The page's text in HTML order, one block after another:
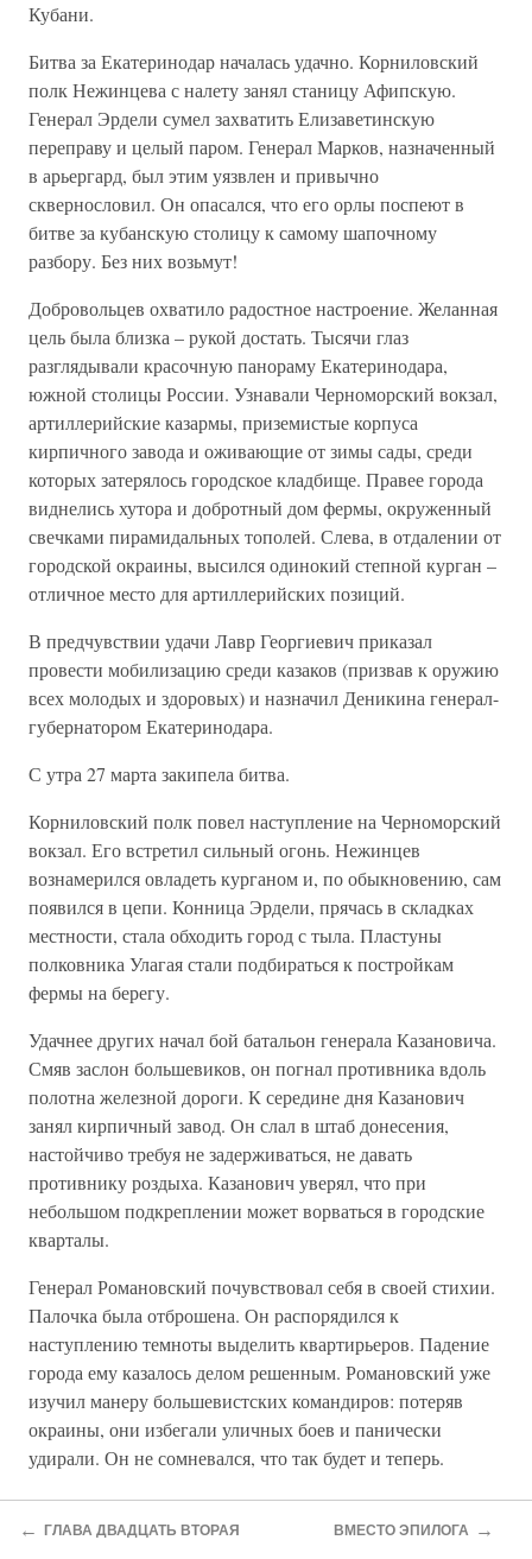
Кубани.
Битва за Екатеринодар началась удачно. Корниловский
полк Нежинцева с налету занял станицу Афипскую.
Генерал Эрдели сумел захватить Елизаветинскую
переправу и целый паром. Генерал Марков, назначенный
в арьергард, был этим уязвлен и привычно
сквернословил. Он опасался, что его орлы поспеют в
битве за кубанскую столицу к самому шапочному
разбору. Без них возьмут!
Добровольцев охватило радостное настроение. Желанная
цель была близка – рукой достать. Тысячи глаз
разглядывали красочную панораму Екатеринодара,
южной столицы России. Узнавали Черноморский вокзал,
артиллерийские казармы, приземистые корпуса
кирпичного завода и оживающие от зимы сады, среди
которых затерялось городское кладбище. Правее города
виднелись хутора и добротный дом фермы, окруженный
свечками пирамидальных тополей. Слева, в отдалении от
городской окраины, высился одинокий степной курган –
отличное место для артиллерийских позиций.
В предчувствии удачи Лавр Георгиевич приказал
провести мобилизацию среди казаков (призвав к оружию
всех молодых и здоровых) и назначил Деникина генерал-
губернатором Екатеринодара.
С утра 27 марта закипела битва.
Корниловский полк повел наступление на Черноморский
вокзал. Его встретил сильный огонь. Нежинцев
вознамерился овладеть курганом и, по обыкновению, сам
появился в цепи. Конница Эрдели, прячась в складках
местности, стала обходить город с тыла. Пластуны
полковника Улагая стали подбираться к постройкам
фермы на берегу.
Удачнее других начал бой батальон генерала Казановича.
Смяв заслон большевиков, он погнал противника вдоль
полотна железной дороги. К середине дня Казанович
занял кирпичный завод. Он слал в штаб донесения,
настойчиво требуя не задерживаться, не давать
противнику роздыха. Казанович уверял, что при
небольшом подкреплении может ворваться в городские
кварталы.
Генерал Романовский почувствовал себя в своей стихии.
Палочка была отброшена. Он распорядился к
наступлению темноты выделить квартирьеров. Падение
города ему казалось делом решенным. Романовский уже
изучил манеру большевистских командиров: потеряв
окраины, они избегали уличных боев и панически
удирали. Он не сомневался, что так будет и теперь.
Легкое начало настораживало Корнилова. Такие крупные
города не берутся на фу-фу! Он кожей ощущал, как
← ГЛАВА ДВАДЦАТЬ ВТОРАЯ ВМЕСТО ЭПИЛОГА →